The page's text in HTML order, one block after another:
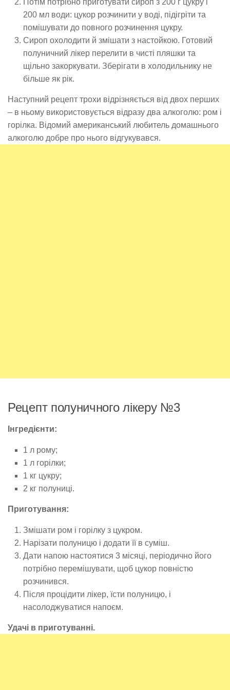
Потім потрібно приготувати сироп з 200 г цукру і
200 мл води: цукор розчинити у воді, підігріти та
помішувати до повного розчинення цукру.
Сироп охолодити й змішати з настойкою. Готовий
полуничний лікер перелити в чисті пляшки та
щільно закоркувати. Зберігати в холодильнику не
більше як рік.
Наступний рецепт трохи відрізняється від двох перших
– в ньому використовується відразу два алкоголю: ром і
горілка. Відомий американський любитель домашнього
алкоголю добре про нього відгукувався.
Рецепт полуничного лікеру №3
Інгредієнти:
1 л рому;
1 л горілки;
1 кг цукру;
2 кг полуниці.
Приготування:
Змішати ром і горілку з цукром.
Нарізати полуницю і додати її в суміш.
Дати напою настоятися 3 місяці, періодично його
потрібно перемішувати, щоб цукор повністю
розчинився.
Після процідити лікер, їсти полуницю, і
насолоджуватися напоєм.
Удачі в приготуванні.